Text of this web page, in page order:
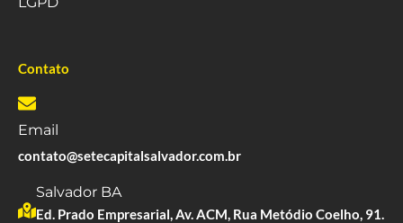
Contato
Email
contato@setecapitalsalvador.com.br
Salvador BA
Ed. Prado Empresarial, Av. ACM, Rua Metódio Coelho, 91.